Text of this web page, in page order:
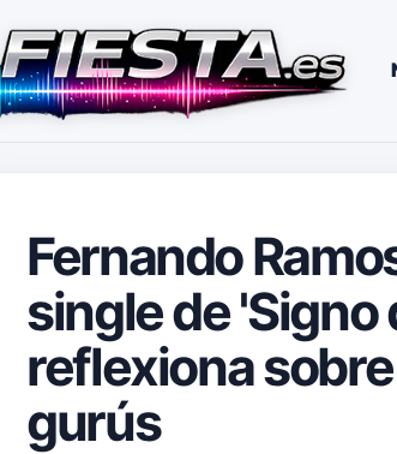
Fernando
single de
reflexiona
gurús